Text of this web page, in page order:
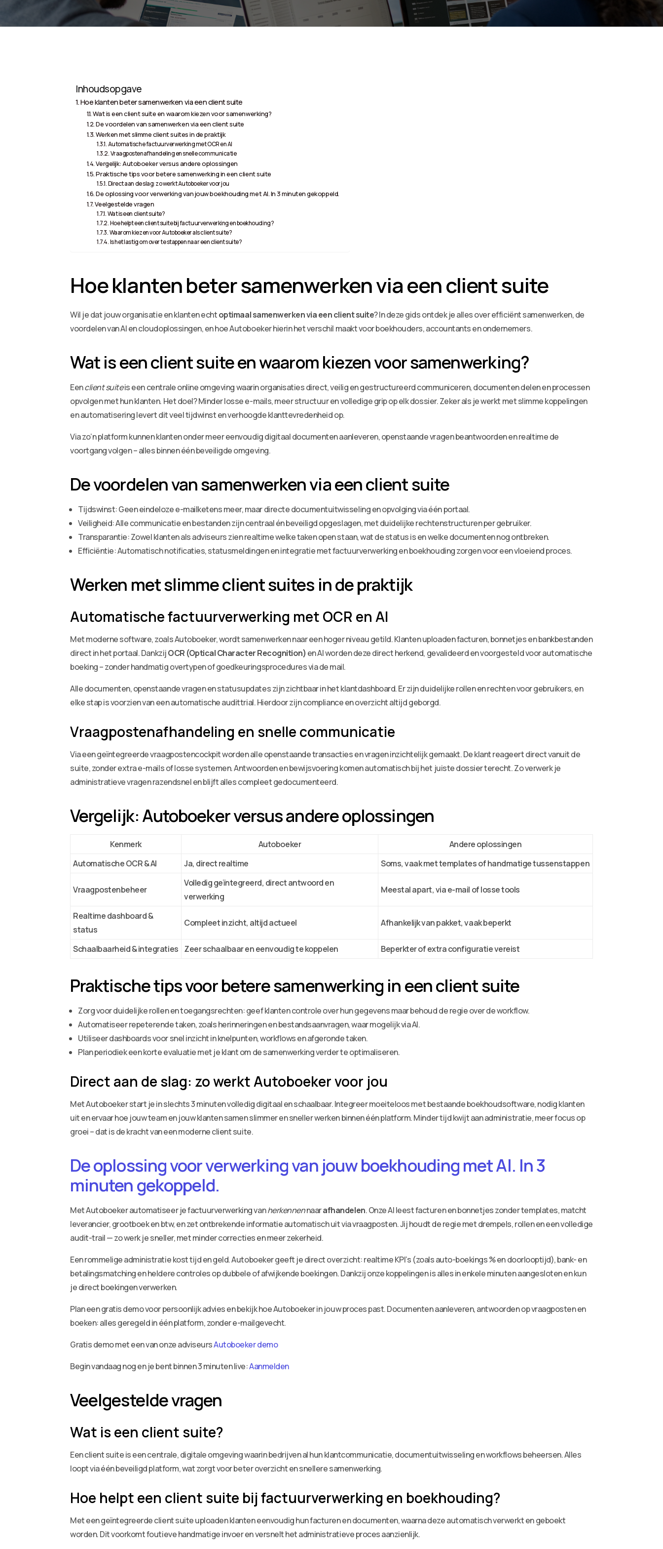
Inhoudsopgave
Hoe klanten beter samenwerken via een client suite
Wat is een client suite en waarom kiezen voor samenwerking?
De voordelen van samenwerken via een client suite
Werken met slimme client suites in de praktijk
Automatische factuurverwerking met OCR en AI
Vraagpostenafhandeling en snelle communicatie
Vergelijk: Autoboeker versus andere oplossingen
Praktische tips voor betere samenwerking in een client suite
Direct aan de slag: zo werkt Autoboeker voor jou
De oplossing voor verwerking van jouw boekhouding met AI. In 3 minuten gekoppeld.
Veelgestelde vragen
Wat is een client suite?
Hoe helpt een client suite bij factuurverwerking en boekhouding?
Waarom kiezen voor Autoboeker als client suite?
Is het lastig om over te stappen naar een client suite?
Hoe klanten beter samenwerken via een client suite
Wil je dat jouw organisatie en klanten echtoptimaal samenwerken via een client suite? In deze gids ontdek je alles over efficiënt samenwerken, de
voordelen van AI en cloudoplossingen, en hoe Autoboeker hierin het verschil maakt voor boekhouders, accountants en ondernemers.
Wat is een client suite en waarom kiezen voor samenwerking?
Eenclient suiteis een centrale online omgeving waarin organisaties direct, veilig en gestructureerd communiceren, documenten delen en processen
opvolgen met hun klanten. Het doel? Minder losse e-mails, meer structuur en volledige grip op elk dossier. Zeker als je werkt met slimme koppelingen
en automatisering levert dit veel tijdwinst en verhoogde klanttevredenheid op.
Via zo’n platform kunnen klanten onder meer eenvoudig digitaal documenten aanleveren, openstaande vragen beantwoorden en realtime de
voortgang volgen – alles binnen één beveiligde omgeving.
De voordelen van samenwerken via een client suite
Tijdswinst: Geen eindeloze e-mailketens meer, maar directe documentuitwisseling en opvolging via één portaal.
Veiligheid: Alle communicatie en bestanden zijn centraal én beveiligd opgeslagen, met duidelijke rechtenstructuren per gebruiker.
Transparantie: Zowel klanten als adviseurs zien realtime welke taken open staan, wat de status is en welke documenten nog ontbreken.
Efficiëntie: Automatisch notificaties, statusmeldingen en integratie met factuurverwerking en boekhouding zorgen voor een vloeiend proces.
Werken met slimme client suites in de praktijk
Automatische factuurverwerking met OCR en AI
Met moderne software, zoals Autoboeker, wordt samenwerken naar een hoger niveau getild. Klanten uploaden facturen, bonnetjes en bankbestanden
direct in het portaal. DankzijOCR (Optical Character Recognition) en AI worden deze direct herkend, gevalideerd en voorgesteld voor automatische
boeking – zonder handmatig overtypen of goedkeuringsprocedures via de mail.
Alle documenten, openstaande vragen en statusupdates zijn zichtbaar in het klantdashboard. Er zijn duidelijke rollen en rechten voor gebruikers, en
elke stap is voorzien van een automatische audittrial. Hierdoor zijn compliance en overzicht altijd geborgd.
Vraagpostenafhandeling en snelle communicatie
Via een geïntegreerde vraagpostencockpit worden alle openstaande transacties en vragen inzichtelijk gemaakt. De klant reageert direct vanuit de
suite, zonder extra e-mails of losse systemen. Antwoorden en bewijsvoering komen automatisch bij het juiste dossier terecht. Zo verwerk je
administratieve vragen razendsnel en blijft alles compleet gedocumenteerd.
Vergelijk: Autoboeker versus andere oplossingen
Kenmerk Autoboeker
Andere oplossingen
Automatische OCR & AI
Ja, direct realtime Soms, vaak met templates of handmatige tussenstappen
Vraagpostenbeheer
Volledig geïntegreerd, direct antwoord en
verwerking
Meestal apart, via e-mail of losse tools
Realtime dashboard &
status
Compleet inzicht, altijd actueel Afhankelijk van pakket, vaak beperkt
Schaalbaarheid & integraties Zeer schaalbaar en eenvoudig te koppelen Beperkter of extra configuratie vereist
Praktische tips voor betere samenwerking in een client suite
Zorg voor duidelijke rollen en toegangsrechten: geef klanten controle over hun gegevens maar behoud de regie over de workflow.
Automatiseer repeterende taken, zoals herinneringen en bestandsaanvragen, waar mogelijk via AI.
Utiliseer dashboards voor snel inzicht in knelpunten, workflows en afgeronde taken.
Plan periodiek een korte evaluatie met je klant om de samenwerking verder te optimaliseren.
Direct aan de slag: zo werkt Autoboeker voor jou
Met Autoboeker start je in slechts 3 minuten volledig digitaal en schaalbaar. Integreer moeiteloos met bestaande boekhoudsoftware, nodig klanten
uit en ervaar hoe jouw team en jouw klanten samen slimmer en sneller werken binnen één platform. Minder tijd kwijt aan administratie, meer focus op
groei – dat is de kracht van een moderne client suite.
De oplossing voor verwerking van jouw boekhouding met AI. In 3
minuten gekoppeld.
Met Autoboeker automatiseer je factuurverwerking vanherkennennaarafhandelen. Onze AI leest facturen en bonnetjes zonder templates, matcht
leverancier, grootboek en btw, en zet ontbrekende informatie automatisch uit via vraagposten. Jij houdt de regie met drempels, rollen en een volledige
audit-trail — zo werk je sneller, met minder correcties en meer zekerheid.
Een rommelige administratie kost tijd en geld. Autoboeker geeft je direct overzicht: realtime KPI’s (zoals auto-boekings % en doorlooptijd), bank- en
betalingsmatching en heldere controles op dubbele of afwijkende boekingen. Dankzij onze koppelingen is alles in enkele minuten aangesloten en kun
je direct boekingen verwerken.
Plan een gratis demo voor persoonlijk advies en bekijk hoe Autoboeker in jouw proces past. Documenten aanleveren, antwoorden op vraagposten en
boeken: alles geregeld in één platform, zonder e-mailgevecht.
Gratis demo met een van onze adviseursAutoboeker demo
Begin vandaag nog en je bent binnen 3 minuten live:Aanmelden
Veelgestelde vragen
Wat is een client suite?
Een client suite is een centrale, digitale omgeving waarin bedrijven al hun klantcommunicatie, documentuitwisseling en workflows beheersen. Alles
loopt via één beveiligd platform, wat zorgt voor beter overzicht en snellere samenwerking.
Hoe helpt een client suite bij factuurverwerking en boekhouding?
Met een geïntegreerde client suite uploaden klanten eenvoudig hun facturen en documenten, waarna deze automatisch verwerkt en geboekt
worden. Dit voorkomt foutieve handmatige invoer en versnelt het administratieve proces aanzienlijk.